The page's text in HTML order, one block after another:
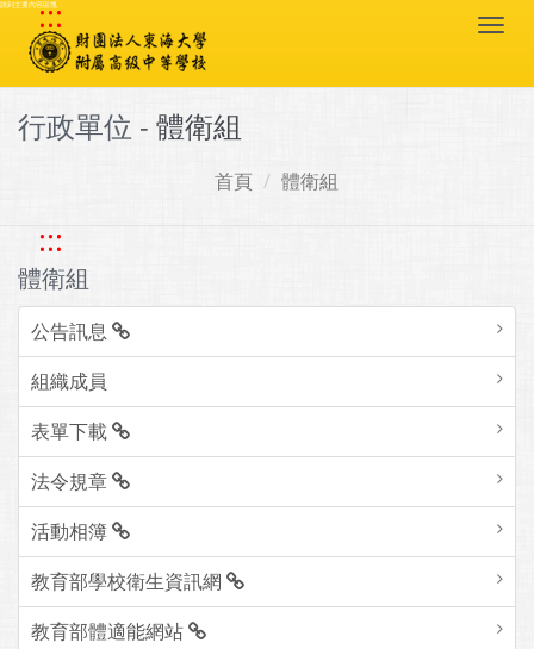
跳到主要內容區塊
:::
行政單位 - 體衛組
首頁 體衛組
:::
體衛組
公告訊息
組織成員
表單下載
法令規章
活動相簿
教育部學校衛生資訊網
教育部體適能網站